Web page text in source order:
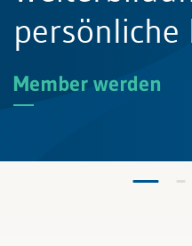
persönliche
Member werden